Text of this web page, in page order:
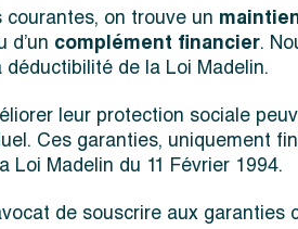
on trouve un
d’un complément financier.
de la Loi Madelin.
leur protection sociale
Ces garanties, uniquement
Loi Madelin du 11 Février 1994.
de souscrire aux